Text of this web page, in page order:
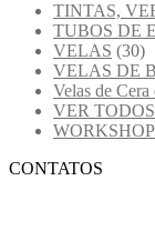
TINTAS,
TUBOS DE
VELAS (30)
VELAS DE
Velas de Cera
VER
CONTATOS